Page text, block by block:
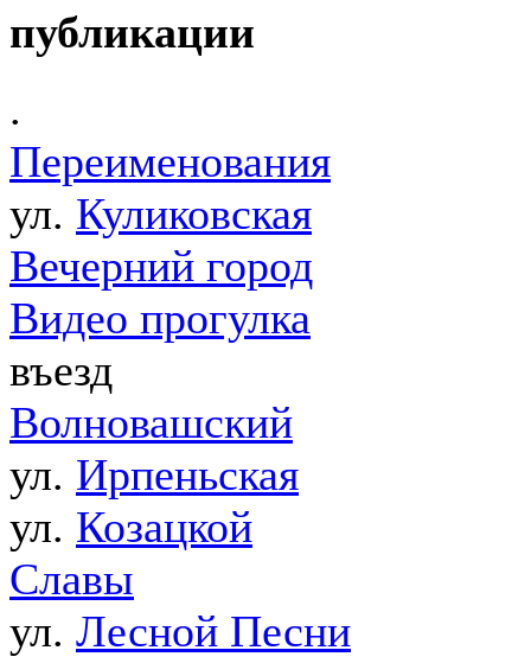
публикации
.
Переименования
ул. Куликовская
Вечерний город
Видео прогулка
въезд
Волновашский
ул. Ирпеньская
ул. Козацкой
Славы
ул. Лесной Песни